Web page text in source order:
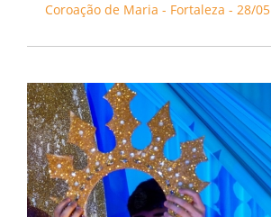
Coroação de Maria - Fortaleza - 28/05